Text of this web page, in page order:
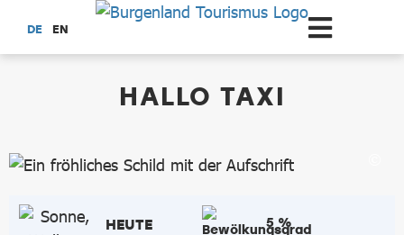
Zum Hauptinhalt springen
DE EN
HALLO TAXI
HEUTE 5 %